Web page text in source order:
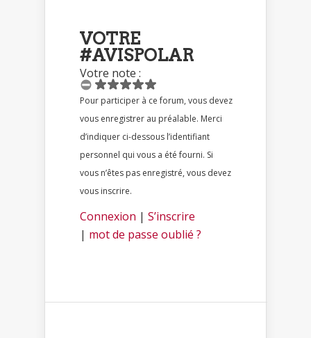
VOTRE
#AVISPOLAR
Votre note :
Pour participer à ce forum, vous devez
vous enregistrer au préalable. Merci
d’indiquer ci-dessous l’identifiant
personnel qui vous a été fourni. Si
vous n’êtes pas enregistré, vous devez
vous inscrire.
Connexion | S’inscrire
| mot de passe oublié ?